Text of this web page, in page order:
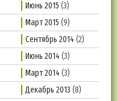
Июнь 2015 (3)
Март 2015 (9)
Сентябрь 2014 (2)
Июнь 2014 (3)
Март 2014 (3)
Декабрь 2013 (8)